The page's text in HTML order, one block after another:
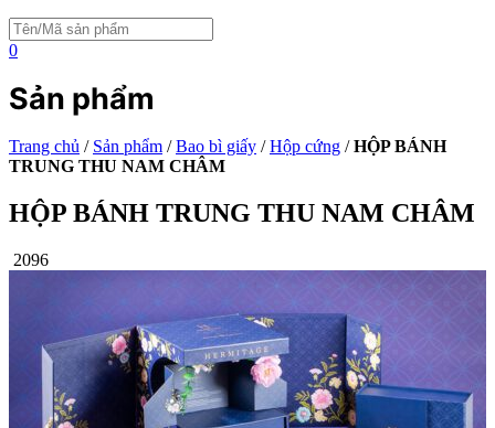
0
Sản phẩm
Trang chủ / Sản phẩm /Bao bì giấy /Hộp cứng /HỘP BÁNH
TRUNG THU NAM CHÂM
HỘP BÁNH TRUNG THU NAM CHÂM
2096